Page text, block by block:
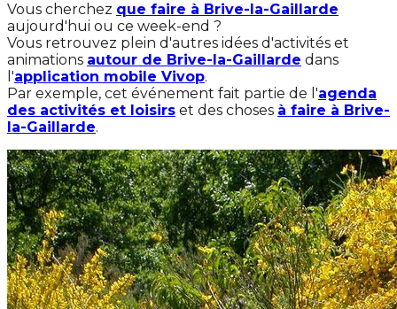
Vous cherchez que faire à Brive-la-Gaillarde
aujourd'hui ou ce week-end ?
Vous retrouvez plein d'autres idées d'activités et
animations autour de Brive-la-Gaillarde dans
l'application mobile Vivop.
Par exemple, cet événement fait partie de l'agenda
des activités et loisirs et des choses à faire à Brive-
la-Gaillarde.